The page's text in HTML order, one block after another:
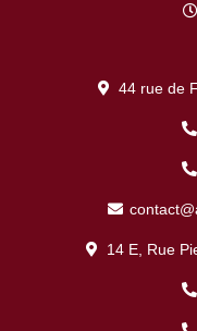
44 rue de
14 E, Rue